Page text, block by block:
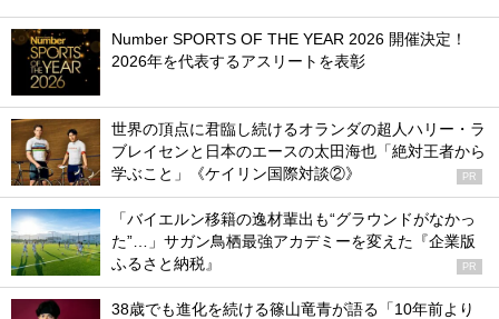
Number SPORTS OF THE YEAR 2026 開催決定！
2026年を代表するアスリートを表彰
世界の頂点に君臨し続けるオランダの超人ハリー・ラ
ブレイセンと日本のエースの太田海也「絶対王者から
学ぶこと」《ケイリン国際対談②》
PR
「バイエルン移籍の逸材輩出も“グラウンドがなかっ
た”…」サガン鳥栖最強アカデミーを変えた『企業版
ふるさと納税』
PR
38歳でも進化を続ける篠山竜青が語る「10年前より